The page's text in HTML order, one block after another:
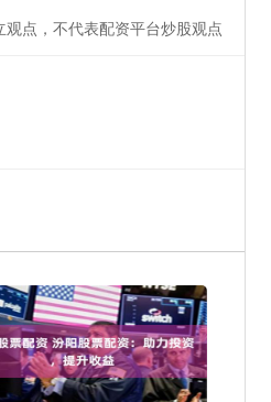
观点，不代表配资平台炒股观点